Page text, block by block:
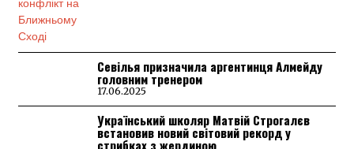
Севілья призначила аргентинця Алмейду
головним тренером
17.06.2025
Український школяр Матвій Строгалєв
встановив новий світовий рекорд у
стрибках з жердиною